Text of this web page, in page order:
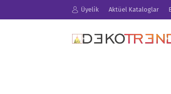
Üyelik Aktüel Kataloglar